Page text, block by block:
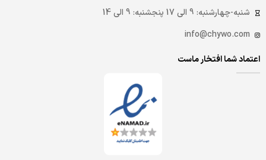
شنبه-چهارشنبه: 9 الی 17 پنجشنبه: 9 الی 14
info@chywo.com
اعتماد شما افتخار ماست